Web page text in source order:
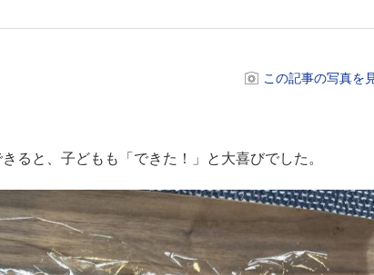
この記事の写真を
ると、子どもも「できた！」と大喜びでした。